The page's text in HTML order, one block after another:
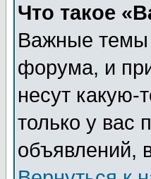
Что такое
Важные темы
форума, и
несут
только у вас
объявлений,